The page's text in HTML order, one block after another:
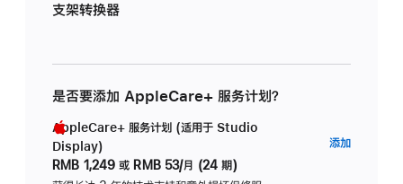
支架转换器
是否要添加 AppleCare+ 服务计划？
AppleCare+ 服务计划 (适用于 Studio
Display)
RMB 1,249 或 RMB 53/月 (24 期)
添加